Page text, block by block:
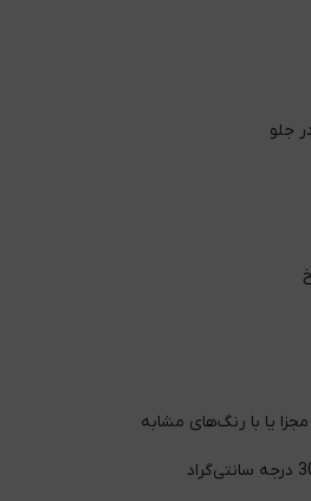
جلو
یا با رنگ‌های مشابه